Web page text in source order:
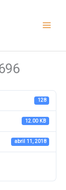
128
12.00 KB
abril 11, 2018